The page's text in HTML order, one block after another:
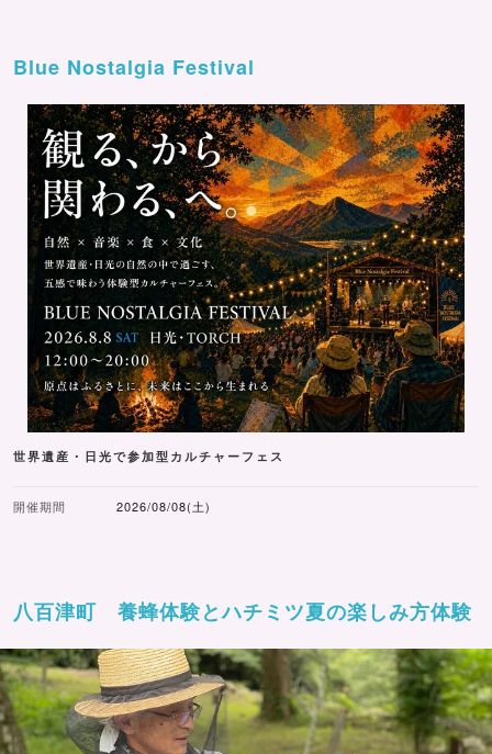
Blue Nostalgia Festival
世界遺産・日光で参加型カルチャーフェス
開催期間 2026/08/08(土)
八百津町 養蜂体験とハチミツ夏の楽しみ方体験